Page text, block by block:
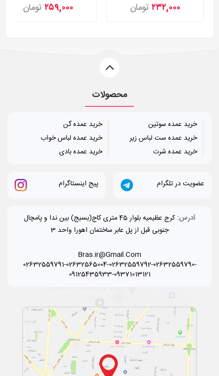
۲۳۲,۰۰۰ تومان ۲۵۹,۰۰۰ تومان
محصولات
خرید عمده سوتین
خرید عمده ست لباس زیر
خرید عمده شرت
خرید عمده گن
خرید عمده لباس خواب
خرید عمده بادی
عضویت در تلگرام پیج اینستاگرام
آدرس:
کرج عظیمیه بلوار 45 متری کاج(بسیج) بین ندا و پامچال
جنوبی قبل از پل عابر ساختمان اهورا واحد 3
Bras.ir@Gmail.Com
02632559791-02632565004-02632559792-02632559790-
09125435933-09371013121